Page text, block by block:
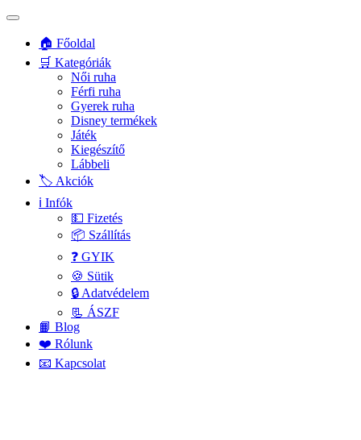
🏠 Főoldal
🛒 Kategóriák
Női ruha
Férfi ruha
Gyerek ruha
Disney termékek
Játék
Kiegészítő
Lábbeli
🏷️ Akciók
ℹ️ Infók
💵 Fizetés
📦 Szállítás
❓ GYIK
🍪 Sütik
🔒 Adatvédelem
📃 ÁSZF
📙 Blog
❤️ Rólunk
📧 Kapcsolat